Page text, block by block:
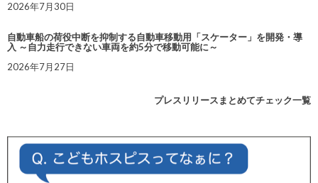
2026年7月30日
自動車船の荷役中断を抑制する自動車移動用「スケーター」を開発・導
入 ～自力走行できない車両を約5分で移動可能に～
2026年7月27日
プレスリリースまとめてチェック一覧